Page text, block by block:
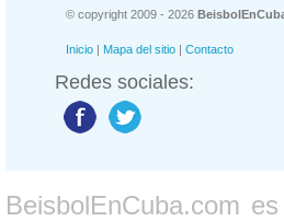
© copyright 2009 - 2026
Inicio | Mapa del sitio | Contacto
Redes sociales:
BeisbolEnCuba.com